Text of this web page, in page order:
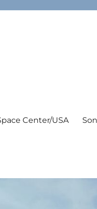
Center/USA